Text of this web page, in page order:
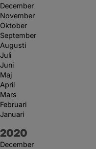
December
November
Oktober
September
Augusti
Juli
Juni
Maj
April
Mars
Februari
Januari
År:
2020
December